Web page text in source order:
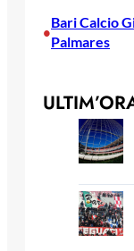
•
Bari Calcio
Palmares